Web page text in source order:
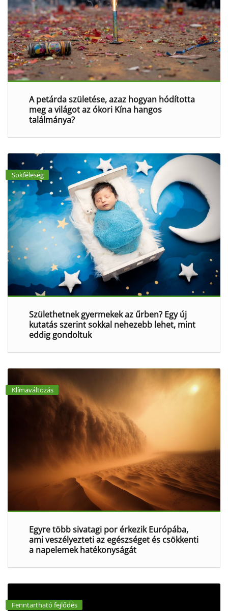
A petárda születése, azaz hogyan hódította
meg a világot az ókori Kína hangos
találmánya?
Sokféleség
Születhetnek gyermekek az űrben? Egy új
kutatás szerint sokkal nehezebb lehet, mint
eddig gondoltuk
Klímaváltozás
Egyre több sivatagi por érkezik Európába,
ami veszélyezteti az egészséget és csökkenti
a napelemek hatékonyságát
Fenntartható fejlődés